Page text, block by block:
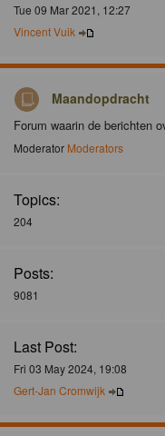
Tue 09 Mar 2021, 12:27
Vincent Vuik
Maandopdracht
Forum waarin de berichten
Moderator Moderators
Topics:
204
Posts:
9081
Last Post:
Fri 03 May 2024, 19:08
Gert-Jan Cromwijk